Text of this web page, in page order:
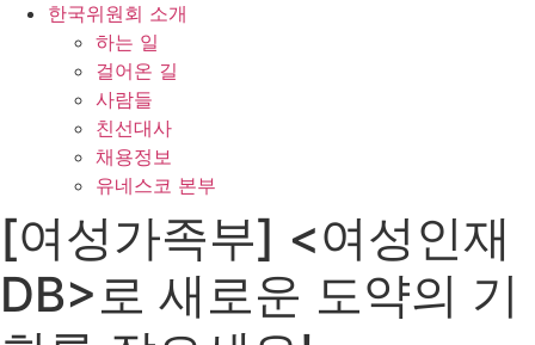
한국위원회 소개
하는 일
걸어온 길
사람들
친선대사
채용정보
유네스코 본부
[여성가족부] <여성인재
DB>로 새로운 도약의 기